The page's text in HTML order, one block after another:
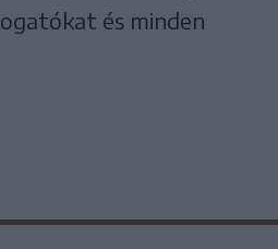
és minden